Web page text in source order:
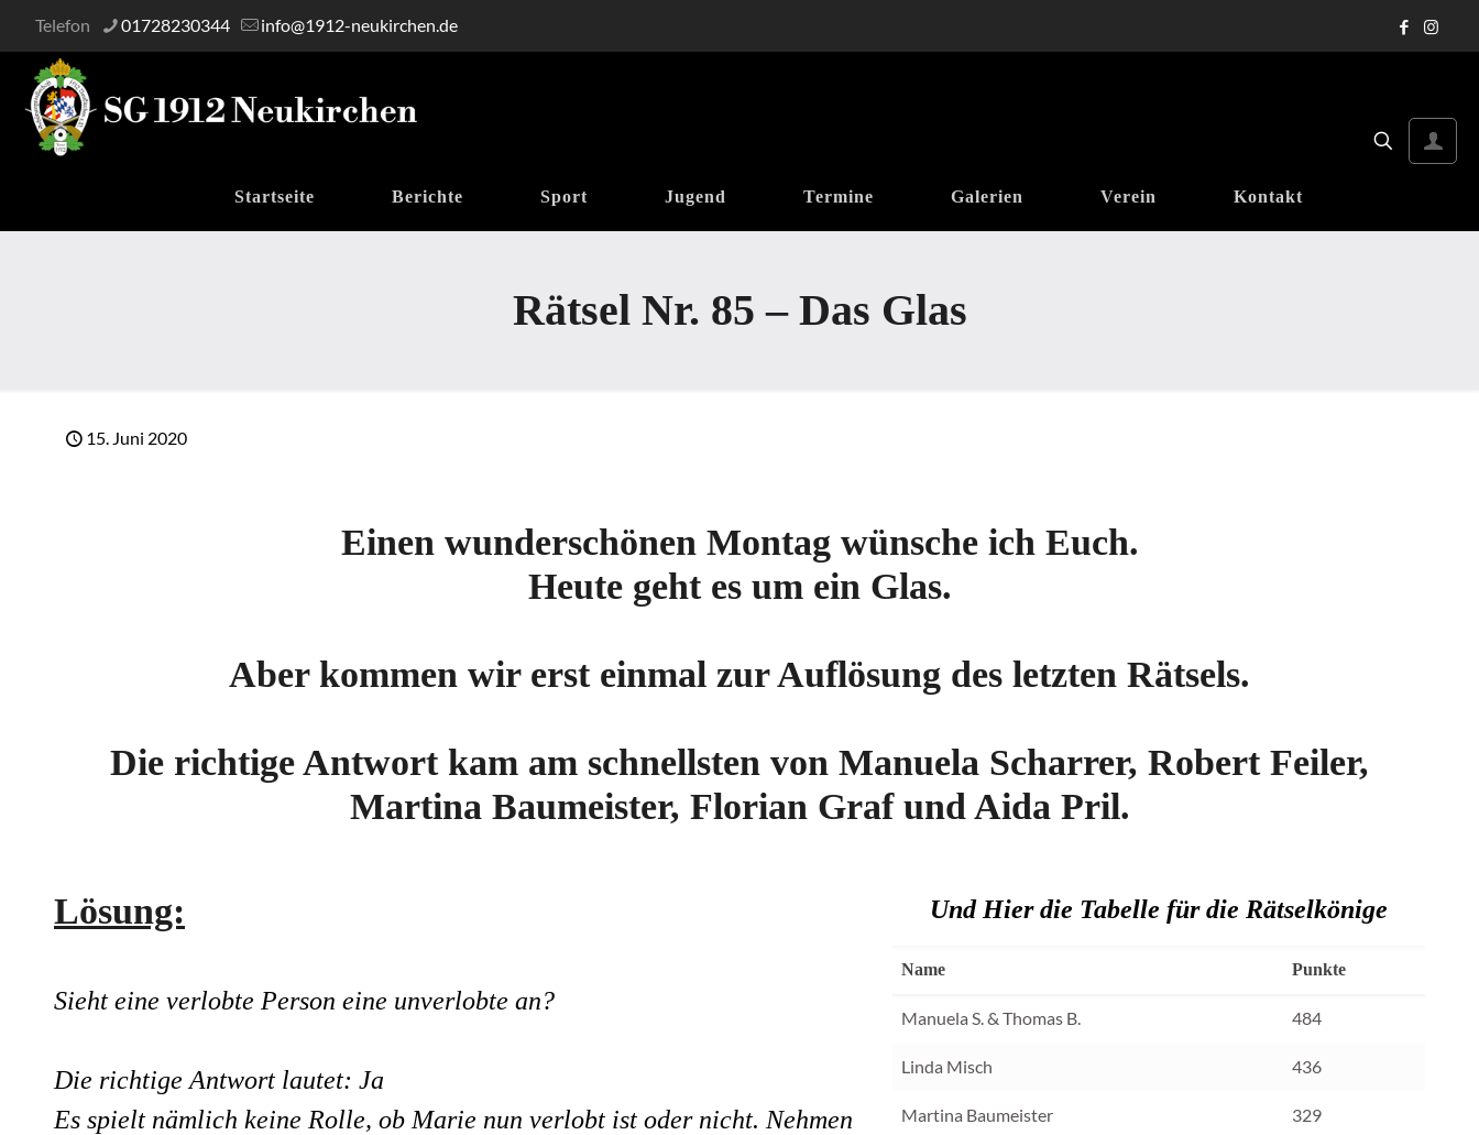
Telefon 01728230344 info@1912-neukirchen.de
Startseite Berichte Sport Jugend Termine Galerien Verein Kontakt
Rätsel Nr. 85 – Das Glas
15. Juni 2020
Einen wunderschönen Montag wünsche ich Euch.
Heute geht es um ein Glas.
Aber kommen wir erst einmal zur Auflösung des letzten Rätsels.
Die richtige Antwort kam am schnellsten von Manuela Scharrer, Robert Feiler,
Martina Baumeister, Florian Graf und Aida Pril.
Lösung:
Sieht eine verlobte Person eine unverlobte an?
Die richtige Antwort lautet: Ja
Es spielt nämlich keine Rolle, ob Marie nun verlobt ist oder nicht. Nehmen
Und Hier die Tabelle für die Rätselkönige
Name Punkte
Manuela S. & Thomas B. 484
Linda Misch 436
Martina Baumeister 329